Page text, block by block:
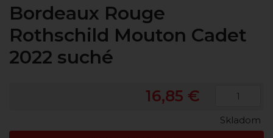
Bordeaux Rouge
Rothschild Mouton Cadet
2022 suché
16,85 €
Skladom